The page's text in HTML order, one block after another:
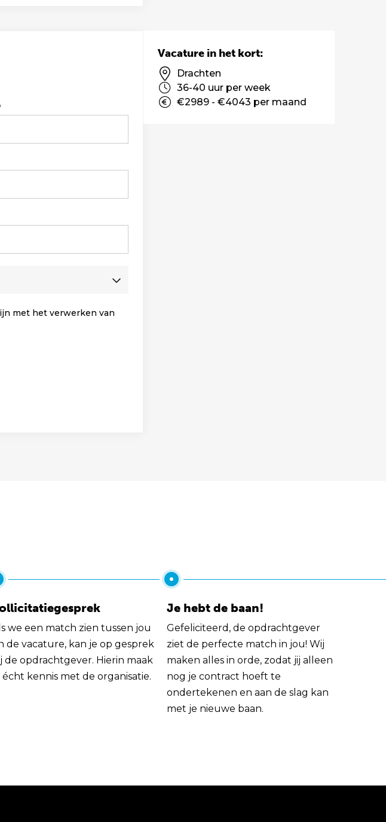
met het verwerken van
Vacature in het kort:
Drachten
36-40 uur per week
€2989 - €4043 per maand
we een match zien tussen jou
de vacature, kan je op gesprek
de opdrachtgever. Hierin maak
écht kennis met de organisatie.
Je hebt de baan!
Gefeliciteerd, de opdrachtgever
ziet de perfecte match in jou! Wij
maken alles in orde, zodat jij alleen
nog je contract hoeft te
ondertekenen en aan de slag kan
met je nieuwe baan.